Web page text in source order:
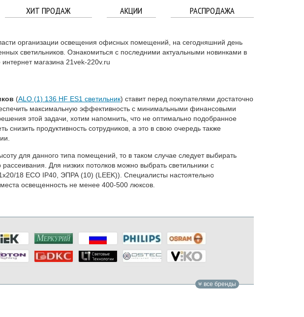
ХИТ ПРОДАЖ АКЦИИ РАСПРОДАЖА
организации освещения офисных помещений, на сегодняшний день
светильников. Ознакомиться с последними актуальными новинками в
магазина 21vek-220v.ru
(ALO (1) 136 HF ES1 светильник) ставит перед покупателями достаточно
максимальную эффективность с минимальными финансовыми
этой задачи, хотим напомнить, что не оптимально подобранное
продуктивность сотрудников, а это в свою очередь также
для данного типа помещений, то в таком случае следует выбирать
Для низких потолков можно выбрать светильники с
18 ECO IP40, ЭПРА (10) (LEEK)). Специалисты настоятельно
освещенность не менее 400-500 люксов.
все бренды